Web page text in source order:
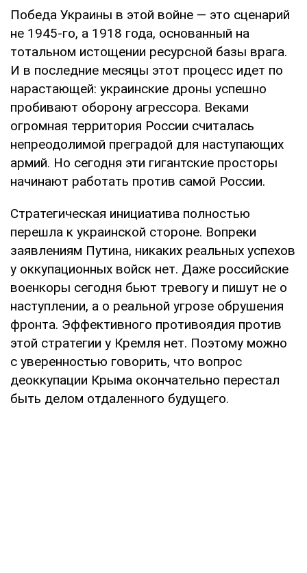
Победа Украины в этой войне — это сценарий
не 1945-го, а 1918 года, основанный на
тотальном истощении ресурсной базы врага.
И в последние месяцы этот процесс идет по
нарастающей: украинские дроны успешно
пробивают оборону агрессора. Веками
огромная территория России считалась
непреодолимой преградой для наступающих
армий. Но сегодня эти гигантские просторы
начинают работать против самой России.
Стратегическая инициатива полностью
перешла к украинской стороне. Вопреки
заявлениям Путина, никаких реальных успехов
у оккупационных войск нет. Даже российские
военкоры сегодня бьют тревогу и пишут не о
наступлении, а о реальной угрозе обрушения
фронта. Эффективного противоядия против
этой стратегии у Кремля нет. Поэтому можно
с уверенностью говорить, что вопрос
деоккупации Крыма окончательно перестал
быть делом отдаленного будущего.